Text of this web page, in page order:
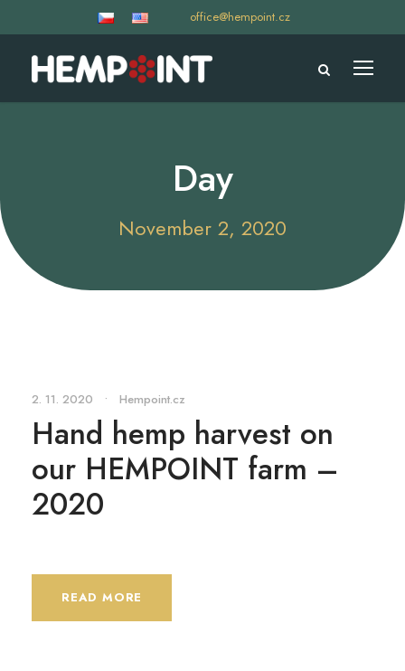
office@hempoint.cz
Day
November 2, 2020
2. 11. 2020 • Hempoint.cz
Hand hemp harvest on
our HEMPOINT farm –
2020
READ MORE